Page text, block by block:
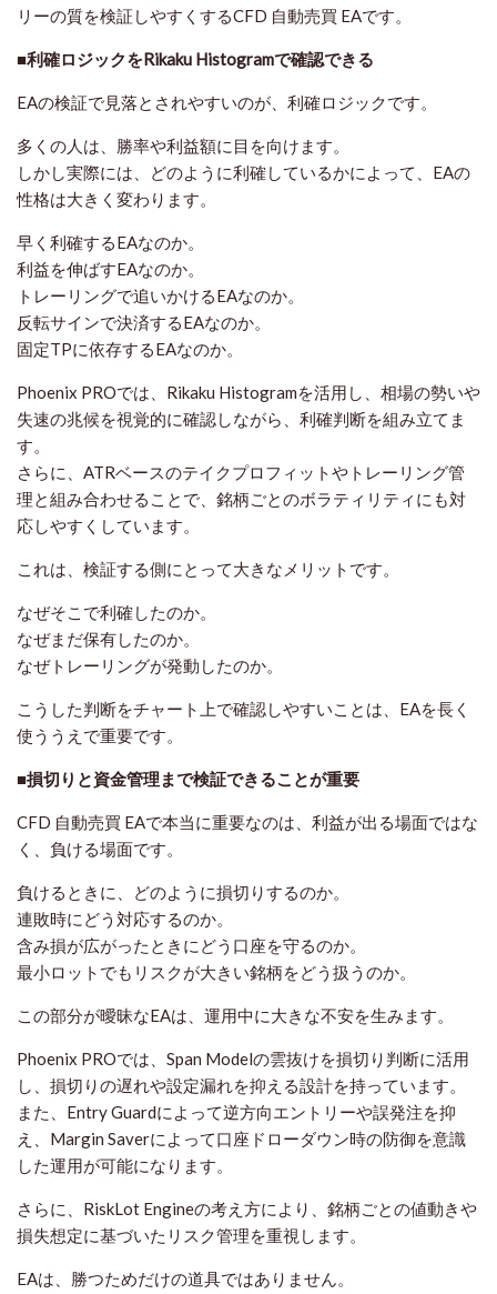
リーの質を検証しやすくするCFD 自動売買 EAです。
■利確ロジックをRikaku Histogramで確認できる
EAの検証で見落とされやすいのが、利確ロジックです。
多くの人は、勝率や利益額に目を向けます。
しかし実際には、どのように利確しているかによって、EAの
性格は大きく変わります。
早く利確するEAなのか。
利益を伸ばすEAなのか。
トレーリングで追いかけるEAなのか。
反転サインで決済するEAなのか。
固定TPに依存するEAなのか。
Phoenix PROでは、Rikaku Histogramを活用し、相場の勢いや
失速の兆候を視覚的に確認しながら、利確判断を組み立てま
す。
さらに、ATRベースのテイクプロフィットやトレーリング管
理と組み合わせることで、銘柄ごとのボラティリティにも対
応しやすくしています。
これは、検証する側にとって大きなメリットです。
なぜそこで利確したのか。
なぜまだ保有したのか。
なぜトレーリングが発動したのか。
こうした判断をチャート上で確認しやすいことは、EAを長く
使ううえで重要です。
■損切りと資金管理まで検証できることが重要
CFD 自動売買 EAで本当に重要なのは、利益が出る場面ではな
く、負ける場面です。
負けるときに、どのように損切りするのか。
連敗時にどう対応するのか。
含み損が広がったときにどう口座を守るのか。
最小ロットでもリスクが大きい銘柄をどう扱うのか。
この部分が曖昧なEAは、運用中に大きな不安を生みます。
Phoenix PROでは、Span Modelの雲抜けを損切り判断に活用
し、損切りの遅れや設定漏れを抑える設計を持っています。
また、Entry Guardによって逆方向エントリーや誤発注を抑
え、Margin Saverによって口座ドローダウン時の防御を意識
した運用が可能になります。
さらに、RiskLot Engineの考え方により、銘柄ごとの値動きや
損失想定に基づいたリスク管理を重視します。
EAは、勝つためだけの道具ではありません。